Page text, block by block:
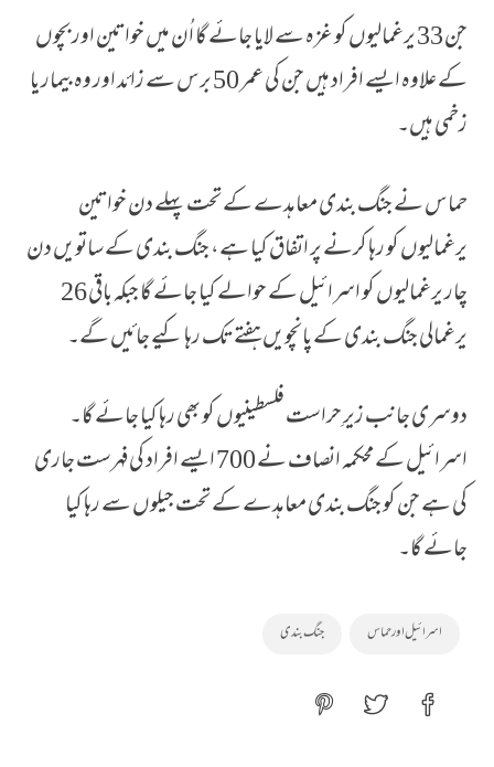
جن 33 یرغمالیوں کو غزہ سے لایا جائے گا اُن میں خواتین اور بچوں
کے علاوہ ایسے افراد ہیں جن کی عمر 50 برس سے زائد اور وہ بیمار یا
زخمی ہیں۔
حماس نے جنگ بندی معاہدے کے تحت پہلے دن خواتین
یرغمالیوں کو رہا کرنے پر اتفاق کیا ہے، جنگ بندی کے ساتویں دن
چار یرغمالیوں کو اسرائیل کے حوالے کیا جائے گا جبکہ باقی 26
یرغمالی جنگ بندی کے پانچویں ہفتے تک رہا کیے جائیں گے۔
دوسری جانب زیرِ حراست فلسطینیوں کو بھی رہا کیا جائے گا۔
اسرائیل کے محکمہ انصاف نے 700 ایسے افراد کی فہرست جاری
کی ہے جن کو جنگ بندی معاہدے کے تحت جیلوں سے رہا کیا
جائے گا۔
اسرائیل اور حماس جنگ بندی